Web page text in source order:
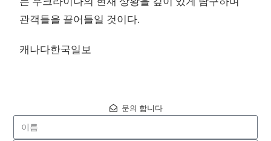
관객들을 끌어들일 것이다.
캐나다한국일보
문의 합니다